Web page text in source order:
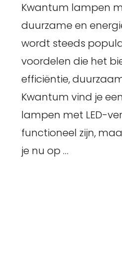
Kwantum lampen
duurzame en
wordt steeds
voordelen die het
efficiëntie,
Kwantum vind je
lampen met LED-
functioneel zijn,
je nu op …